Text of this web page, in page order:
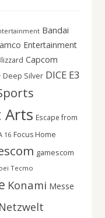
Bandai
Entertainment
Capcom
Deep Silver DICE E3
Arts Escape from
16 Focus Home
gamescom
Tecmo
Konami Messe
Netzwelt